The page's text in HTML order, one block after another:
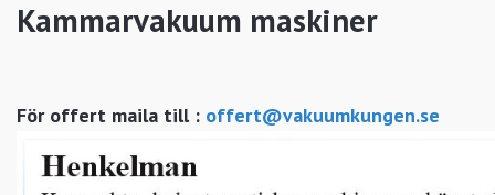
Kammarvakuum maskiner
För offert maila till : offert@vakuumkungen.se